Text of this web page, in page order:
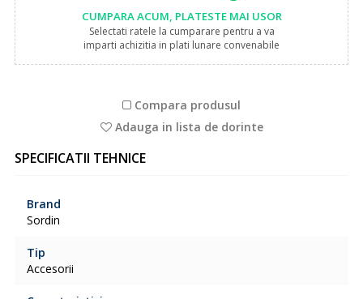
CUMPARA ACUM, PLATESTE MAI USOR
Selectati ratele la cumparare pentru a va
imparti achizitia in plati lunare convenabile
Compara produsul
Adauga in lista de dorinte
SPECIFICATII TEHNICE
Brand
Sordin
Tip
Accesorii